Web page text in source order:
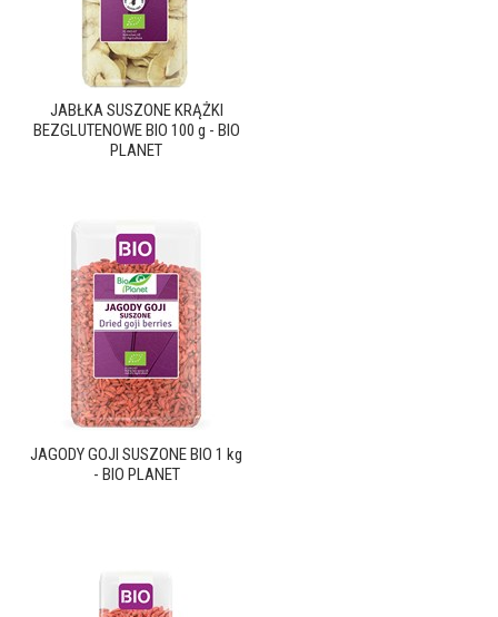
JABŁKA SUSZONE KRĄŻKI
BEZGLUTENOWE BIO 100 g - BIO
PLANET
JAGODY GOJI SUSZONE BIO 1 kg
- BIO PLANET